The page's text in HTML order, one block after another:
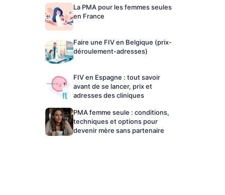
La PMA pour les femmes seules
en France
Faire une FIV en Belgique (prix-
déroulement-adresses)
FIV en Espagne : tout savoir
avant de se lancer, prix et
adresses des cliniques
PMA femme seule : conditions,
techniques et options pour
devenir mère sans partenaire